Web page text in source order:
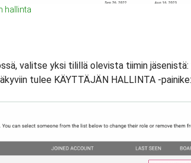
hallinta
valitse yksi tilillä olevista tiimin jäsenistä:
tulee KÄYTTÄJÄN HALLINTA -painike: